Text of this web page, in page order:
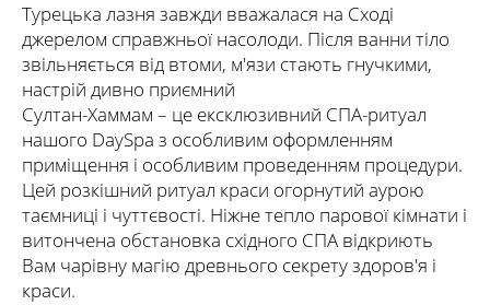
Турецька лазня завжди вважалася на Сході
джерелом справжньої насолоди. Після ванни тіло
звільняється від втоми, м'язи стають гнучкими,
настрій дивно приємний
Султан-Хаммам – це ексклюзивний СПА-ритуал
нашого DaySpa з особливим оформленням
приміщення і особливим проведенням процедури.
Цей розкішний ритуал краси огорнутий аурою
таємниці і чуттєвості. Ніжне тепло парової кімнати і
витончена обстановка східного СПА відкриють
Вам чарівну магію древнього секрету здоров'я і
краси.